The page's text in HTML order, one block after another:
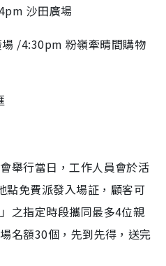
沙田廣場
/4:30pm 粉嶺牽晴間購物
舉行當日，工作人員會於活
點免費派發入場証，顧客可
之指定時段攜同最多4位親
名額30個，先到先得，送完